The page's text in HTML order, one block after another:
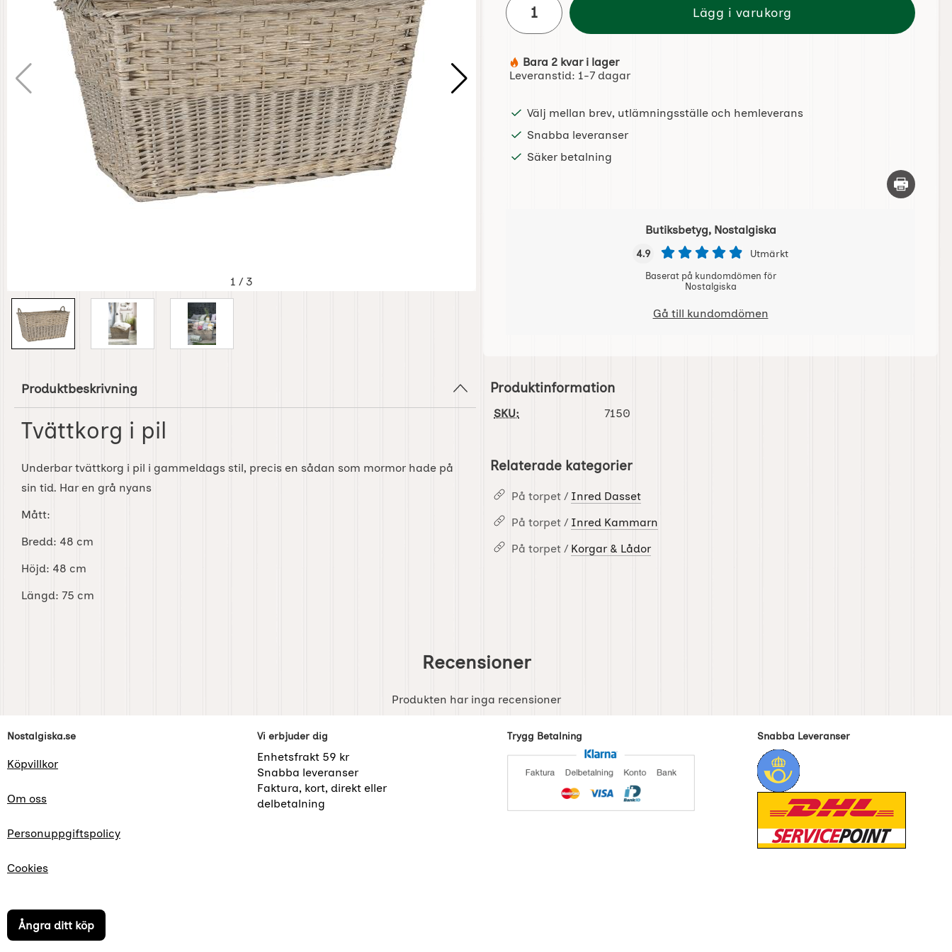
1 / 3
Lägg i varukorg
Tillgänglighet:
Bara 2 kvar i lager
Leveranstid: 1-7 dagar
Välj mellan brev, utlämningsställe och hemleverans
Snabba leveranser
Säker betalning
Skriv ut
Butiksbetyg, Nostalgiska
4.9 Utmärkt
Baserat på kundomdömen för
Nostalgiska
Gå till kundomdömen
Produktbeskrivning
Tvättkorg i pil
Underbar tvättkorg i pil i gammeldags stil, precis en sådan som mormor hade på
sin tid. Har en grå nyans
Mått:
Bredd: 48 cm
Höjd: 48 cm
Längd: 75 cm
Produktinformation
SKU: 7150
Relaterade kategorier
På torpet / Inred Dasset
På torpet / Inred Kammarn
På torpet / Korgar & Lådor
Recensioner
Produkten har inga recensioner
Sidfot Blandad info och länkar
Nostalgiska.se
Köpvillkor
Om oss
Personuppgiftspolicy
Cookies
Ångra ditt köp
Vi erbjuder dig
Enhetsfrakt 59 kr
Snabba leveranser
Faktura, kort, direkt eller
delbetalning
Trygg Betalning Snabba Leveranser